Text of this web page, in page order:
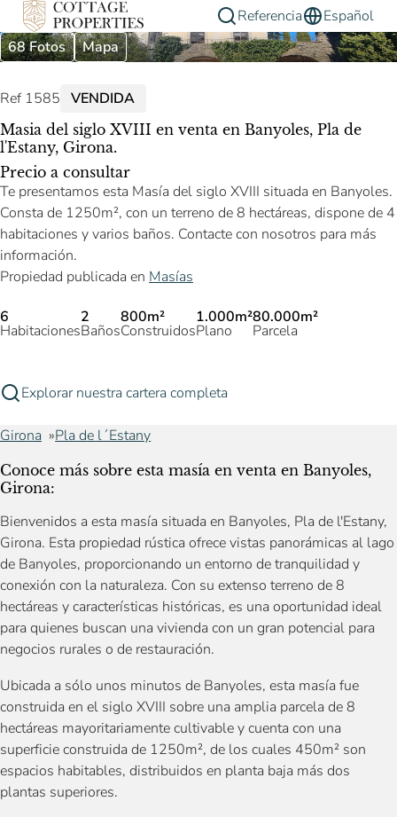
Referencia
Español
68 Fotos
Mapa
Ref 1585 VENDIDA
Masia del siglo XVIII en venta en Banyoles, Pla de
l'Estany, Girona.
Precio a consultar
Te presentamos esta Masía del siglo XVIII situada en Banyoles.
Consta de 1250m², con un terreno de 8 hectáreas, dispone de 4
habitaciones y varios baños. Contacte con nosotros para más
información.
Propiedad publicada en Masías
6
Habitaciones
2
Baños
800m²
Construidos
1.000m²
Plano
80.000m²
Parcela
Explorar nuestra cartera completa
Girona Pla de l´Estany
Conoce más sobre esta masía en venta en Banyoles,
Girona:
Bienvenidos a esta masía situada en Banyoles, Pla de l'Estany,
Girona. Esta propiedad rústica ofrece vistas panorámicas al lago
de Banyoles, proporcionando un entorno de tranquilidad y
conexión con la naturaleza. Con su extenso terreno de 8
hectáreas y características históricas, es una oportunidad ideal
para quienes buscan una vivienda con un gran potencial para
negocios rurales o de restauración.
Ubicada a sólo unos minutos de Banyoles, esta masía fue
construida en el siglo XVIII sobre una amplia parcela de 8
hectáreas mayoritariamente cultivable y cuenta con una
superficie construida de 1250m², de los cuales 450m² son
espacios habitables, distribuidos en planta baja más dos
plantas superiores.